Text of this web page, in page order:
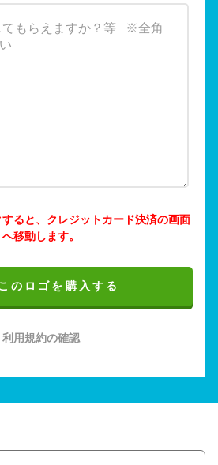
ると、クレジットカード決済の画面
へ移動します。
のロゴを購入する
利用規約の確認